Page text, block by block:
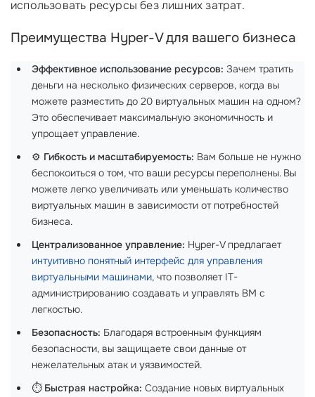
использовать ресурсы без лишних затрат.
Преимущества Hyper-V для вашего бизнеса
Эффективное использование ресурсов: Зачем тратить
деньги на несколько физических серверов, когда вы
можете разместить до 20 виртуальных машин на одном?
Это обеспечивает максимальную экономичность и
упрощает управление.
⚙️ Гибкость и масштабируемость: Вам больше не нужно
беспокоиться о том, что ваши ресурсы переполнены. Вы
можете легко увеличивать или уменьшать количество
виртуальных машин в зависимости от потребностей
бизнеса.
Централизованное управление: Hyper-V предлагает
интуитивно понятный интерфейс для управления
виртуальными машинами, что позволяет IT-
администрированию создавать и управлять ВМ с
легкостью.
Безопасность: Благодаря встроенным функциям
безопасности, вы защищаете свои данные от
нежелательных атак и уязвимостей.
⏱️ Быстрая настройка: Создание новых виртуальных